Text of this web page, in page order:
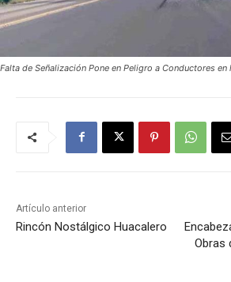
Falta de Señalización Pone en Peligro a Conductores
Artículo anterior
Rincón Nostálgico Huacalero
Obras